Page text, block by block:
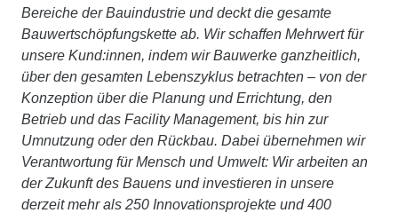
Bereiche der Bauindustrie und deckt die gesamte
Bauwertschöpfungskette ab. Wir schaffen Mehrwert für
unsere Kund:innen, indem wir Bauwerke ganzheitlich,
über den gesamten Lebenszyklus betrachten – von der
Konzeption über die Planung und Errichtung, den
Betrieb und das Facility Management, bis hin zur
Umnutzung oder den Rückbau. Dabei übernehmen wir
Verantwortung für Mensch und Umwelt: Wir arbeiten an
der Zukunft des Bauens und investieren in unsere
derzeit mehr als 250 Innovationsprojekte und 400